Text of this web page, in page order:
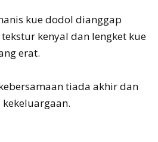
kue dodol dianggap
kenyal dan lengket kue
erat.
tiada akhir dan